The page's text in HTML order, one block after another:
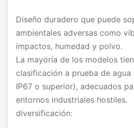
Diseño duradero que puede
ambientales adversas como
impactos, humedad y polvo.
La mayoría de los modelos
clasificación a prueba de
IP67 o superior), adecuados
entornos industriales hostiles.
diversificación: